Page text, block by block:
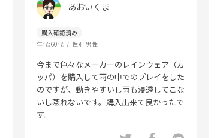
あおいくま
年代:60代 性別:男性
今まで色々なメーカーのレインウェア（カ
ッパ）を購入して雨の中でのプレイをした
のですが、動きやすいし雨も浸透してこな
いし蒸れないです。購入出来て良かったで
す。